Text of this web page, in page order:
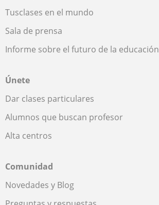
Tusclases en el mundo
Sala de prensa
Informe sobre el futuro de la educación
Únete
Dar clases particulares
Alumnos que buscan profesor
Alta centros
Comunidad
Novedades y Blog